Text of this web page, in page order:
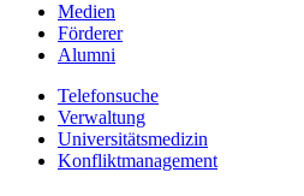
Medien
Förderer
Alumni
Telefonsuche
Verwaltung
Universitätsmedizin
Konfliktmanagement